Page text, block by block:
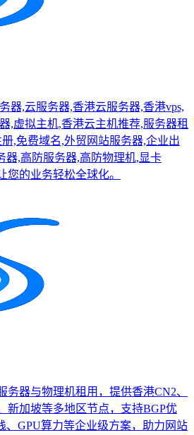
器,云服务器,香港云服务器,香港vps,
,虚拟主机,香港云主机推荐,服务器租
,免费域名,外贸网站服务器,企业出
器,高防服务器,高防物理机,显卡
您的业务轻松全球化。
务器与物理机租用，提供香港CN2、
新加坡等多地区节点，支持BGP优
、GPU算力等企业级方案，助力网站